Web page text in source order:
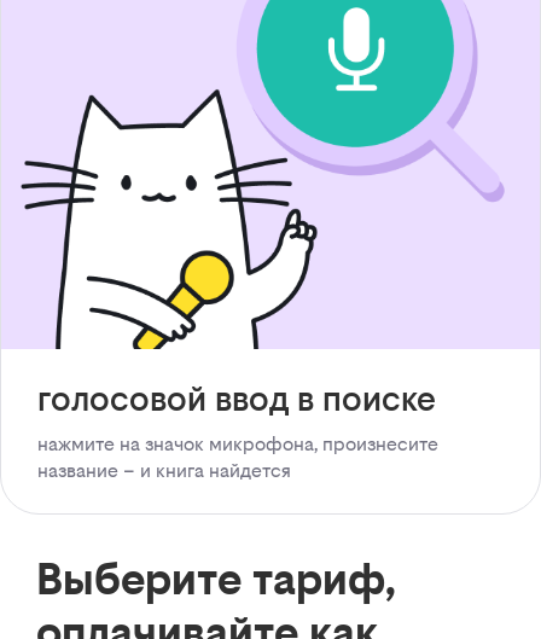
голосовой ввод в поиске
нажмите на значок микрофона, произнесите
название – и книга найдется
Выберите тариф,